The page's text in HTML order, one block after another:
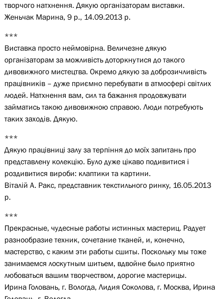
творчого натхнення. Дякую організаторам виставки.
Женьчак Марина, 9 р., 14.09.2013 р.
***
Виставка просто неймовірна. Величезне дякую
організаторам за можливість доторкнутися до такого
дивовижного мистецтва. Окремо дякую за доброзичливість
працівників – дуже приємно перебувати в атмосфері світлих
людей. Натхнення вам, сил та бажання продовжувати
займатись такою дивовижною справою. Люди потребують
таких заходів. Дякую.
***
Дякую працівниці залу за терпіння до моїх запитань про
представлену колекцію. Було дуже цікаво подивитися і
роздивитися вироби: клаптики та картини.
Віталій А. Ракс, представник текстильного ринку, 16.05.2013
р.
***
Прекрасные, чудесные работы истинных мастериц. Радует
разнообразие техник, сочетание тканей, и, конечно,
мастерство, с каким эти работы сшиты. Поскольку мы тоже
занимаемся лоскутным шитьем, вдвойне было приятно
любоваться вашим творчеством, дорогие мастерицы.
Ирина Головань, г. Вологда, Лидия Соколова, г. Москва, Ирина